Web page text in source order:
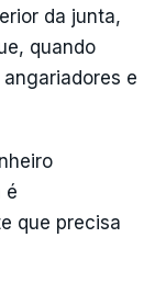
da junta,
quando
e
é
que precisa